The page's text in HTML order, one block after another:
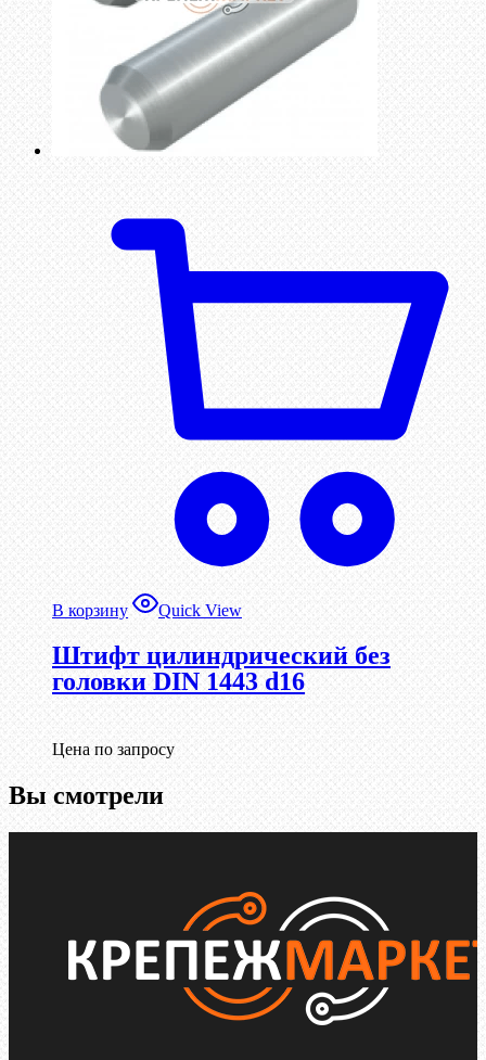
В корзину Quick View
Штифт цилиндрический без
головки DIN 1443 d16
Цена по запросу
Вы смотрели